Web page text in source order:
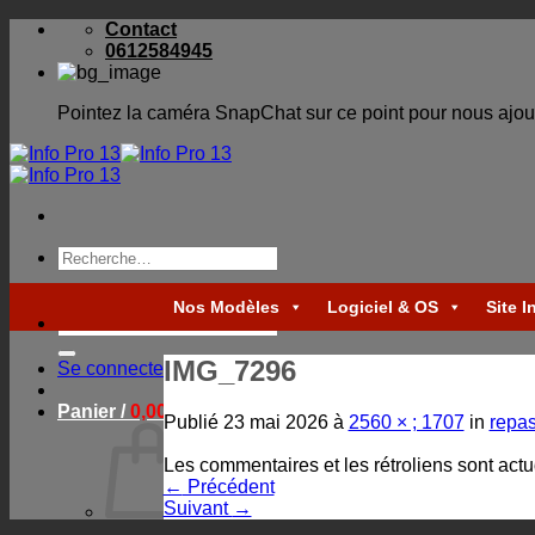
Skip
content
Contact
0612584945
Pointez la caméra SnapChat sur ce point pour nous
Recherche
pour :
pour :
Se connecter
Panier /0,00€
Nos Modèles Logiciel & OS Site
IMG_7296
Publié 23 mai 2026à 2560 × ; 1707in
Les commentaires et les rétroliens sont
← Précédent
Suivant →